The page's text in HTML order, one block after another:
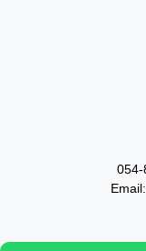
Email: